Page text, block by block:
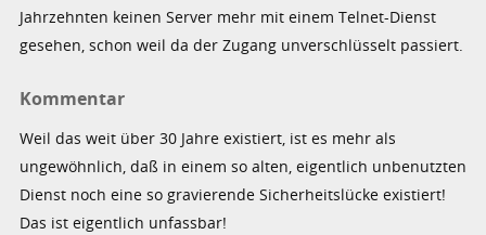
Jahrzehnten keinen Server mehr mit einem Telnet-Dienst
gesehen, schon weil da der Zugang unverschlüsselt passiert.
Kommentar
Weil das weit über 30 Jahre existiert, ist es mehr als
ungewöhnlich, daß in einem so alten, eigentlich unbenutzten
Dienst noch eine so gravierende Sicherheitslücke existiert!
Das ist eigentlich unfassbar!